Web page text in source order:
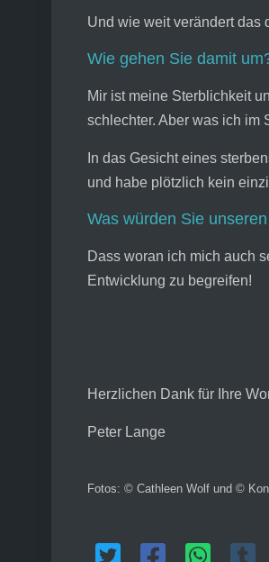
Und wie weit verändert das
Wie gehen Sie damit
Mir ist meine Sterblichkeit
schlechter. Aber was ich im
In das Gesicht eines
und habe plötzlich kein
Was würden Sie
Dass woran ich mich auch
Entwicklung zu begreifen!
Herzlichen Dank für Ihre
Peter Lange
Fotos: © Cathleen Wolf und ©